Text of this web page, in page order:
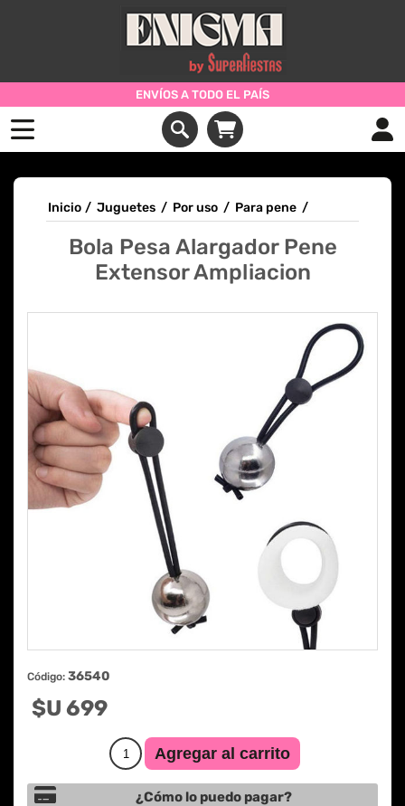
ENVÍOS A TODO EL PAÍS
Inicio / Juguetes / Por uso / Para pene /
Bola Pesa Alargador Pene
Extensor Ampliacion
Código: 36540
$U 699
¿Cómo lo puedo pagar?